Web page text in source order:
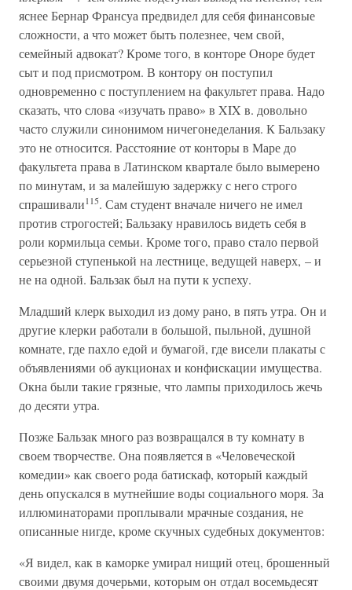
яснее Бернар Франсуа предвидел для себя финансовые
сложности, а что может быть полезнее, чем свой,
семейный адвокат? Кроме того, в конторе Оноре будет
сыт и под присмотром. В контору он поступил
одновременно с поступлением на факультет права. Надо
сказать, что слова «изучать право» в XIX в. довольно
часто служили синонимом ничегонеделания. К Бальзаку
это не относится. Расстояние от конторы в Маре до
факультета права в Латинском квартале было вымерено
по минутам, и за малейшую задержку с него строго
спрашивали115. Сам студент вначале ничего не имел
против строгостей; Бальзаку нравилось видеть себя в
роли кормильца семьи. Кроме того, право стало первой
серьезной ступенькой на лестнице, ведущей наверх, – и
не на одной. Бальзак был на пути к успеху.
Младший клерк выходил из дому рано, в пять утра. Он и
другие клерки работали в большой, пыльной, душной
комнате, где пахло едой и бумагой, где висели плакаты с
объявлениями об аукционах и конфискации имущества.
Окна были такие грязные, что лампы приходилось жечь
до десяти утра.
Позже Бальзак много раз возвращался в ту комнату в
своем творчестве. Она появляется в «Человеческой
комедии» как своего рода батискаф, который каждый
день опускался в мутнейшие воды социального моря. За
иллюминаторами проплывали мрачные создания, не
описанные нигде, кроме скучных судебных документов:
«Я видел, как в каморке умирал нищий отец, брошенный
своими двумя дочерьми, которым он отдал восемьдесят